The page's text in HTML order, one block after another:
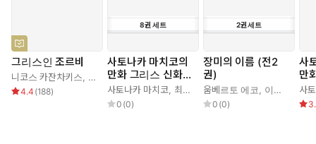
그리스인 조르바
니코스 카잔차키스 이윤기
4.4 (188)
8권 세트
사토나카 마치코의
만화 그리스 신화
세트(전 8권)
사토나카 마치코, 최은석 ,이윤기
0 (0)
2권세트
장미의 이름 (전2
권)
움베르토 에코 이윤기
0 (0)
사
만
사